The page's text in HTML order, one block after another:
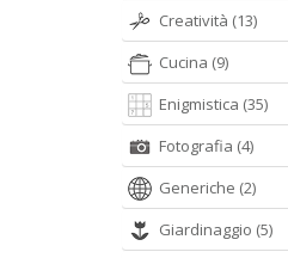
Creatività (13)
Cucina (9)
Enigmistica (35)
Fotografia (4)
Generiche (2)
Giardinaggio (5)